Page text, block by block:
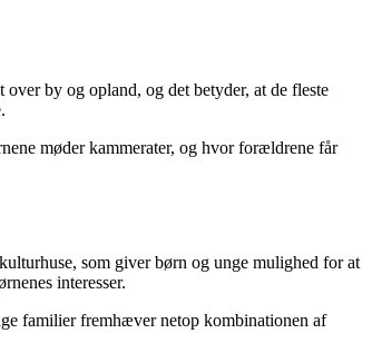
by og opland, og det betyder, at de fleste
møder kammerater, og hvor forældrene får
som giver børn og unge mulighed for at
interesser.
familier fremhæver netop kombinationen af